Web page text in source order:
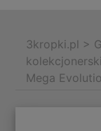
3kropki.pl >
Mega